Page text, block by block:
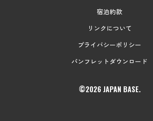
宿泊約款
リンクについて
プライバシーポリシー
パンフレットダウンロード
©2026 JAPAN BASE.